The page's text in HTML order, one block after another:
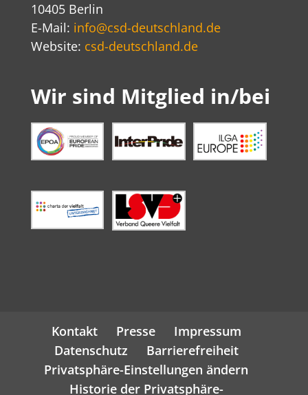
10405 Berlin
E-Mail: info@csd-deutschland.de
Website: csd-deutschland.de
Wir sind Mitglied in/bei
Kontakt Presse
Impressum
Datenschutz
Barrierefreiheit
Privatsphäre-Einstellungen ändern
Historie der Privatsphäre-